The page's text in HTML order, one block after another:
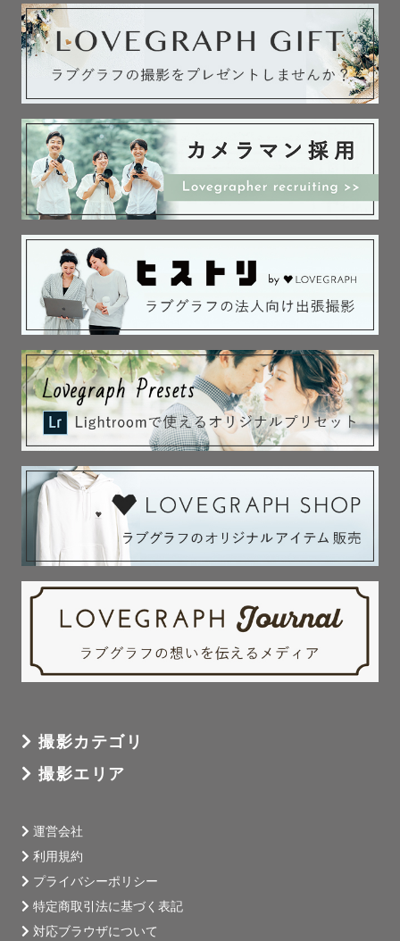
撮影カテゴリ
撮影エリア
運営会社
利用規約
プライバシーポリシー
特定商取引法に基づく表記
対応ブラウザについて